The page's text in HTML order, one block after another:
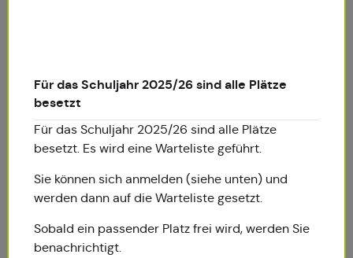
Für das Schuljahr 2025/26 sind alle Plätze
besetzt
Für das Schuljahr 2025/26 sind alle Plätze
besetzt. Es wird eine Warteliste geführt.
Sie können sich anmelden (siehe unten) und
werden dann auf die Warteliste gesetzt.
Sobald ein passender Platz frei wird, werden Sie
benachrichtigt.